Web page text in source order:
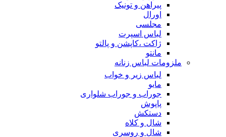
پیراهن و تونیک
اورال
مجلسی
لباس اسپرت
ژاکت ،کاپشن و پالتو
مانتو
ملزومات لباس زنانه
لباس زیر و خواب
مایو
جوراب و جوراب شلواری
پاپوش
دستکش
شال و کلاه
شال و روسری